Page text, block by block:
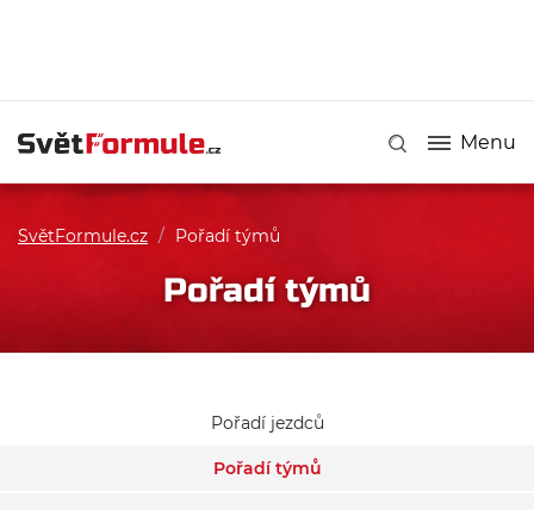
Menu
SvětFormule.cz / Pořadí týmů
Pořadí týmů
Pořadí jezdců
Pořadí týmů